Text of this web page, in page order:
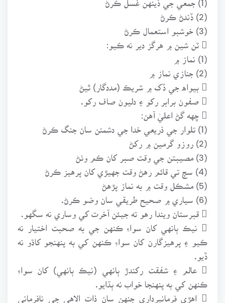
(2) ڏندڻ ڪرڻ
(3) خوشبو استعمال ڪرڻ
 ٽن شين ۾ هرگز دير نه ڪيو:
(1) نماز ۾
(2) جنازي نماز ۾
 بيواه جي ڏک ۾ شريڪ (مددگار) ٿيڻ
 صفون برابر رکو ۽ دليون صاف رکو.
 ڇهه گڻ اعليٰ آهن:
(1) تلوار جي ذريعي خدا جي دشمنن سان جنگ ڪرڻ
(2) روزو گرمين ۾ رکڻ
(3) مصيبتن جي وقت صبر کان ڪم وٺڻ
(4) سچ تي قائم رهڻ وقت جهيڙي کان پرهيز ڪرڻ
(5) مشڪل وقت ۾ به نماز پڙهڻ
(6) سياري ۾ صحيح طريقي سان وضو ڪرڻ.
 قبرستان ويندا رهو ته جيئن آخرت کي وساري نه سگهو.
 نيڪ ٻانهي کان سواءِ ڪنهن جي به صحبت اختيار نه
ڪيو ۽ پرهيزگارن کان سواءِ ڪنهن کي به پنهنجو کاڌو نه
ڏيو.
 عالم ۽ شفقت رکندڙ ٻانهي (نيڪ ٻانهي) کان سواءِ
ڪنهن کي به پنهنجا خواب نه ٻڌايو.
 اهڙي فرمانبرداري جنهن سان ذات الاهي جي نافرماني